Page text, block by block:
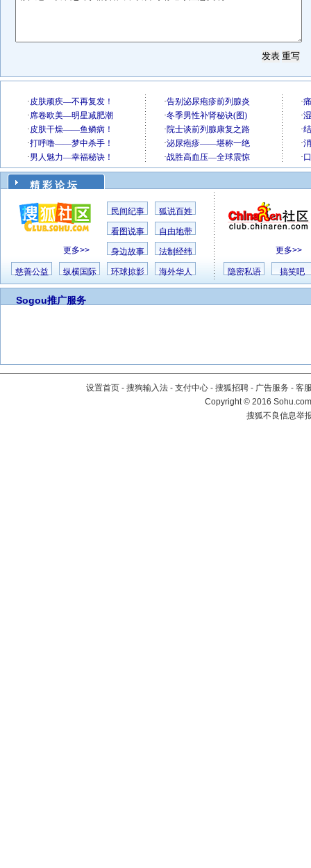
精 彩 论 坛
更多>>
民间纪事 狐说百姓
看图说事 自由地带
身边故事 法制经纬
慈善公益 纵横国际 环球掠影 海外华人
更多>>
隐密私语 搞笑吧
Sogou推广服务
设置首页 - 搜狗输入法 - 支付中心 - 搜狐招聘 - 广告服务 - 客
Copyright©2016
搜狐不良信息举